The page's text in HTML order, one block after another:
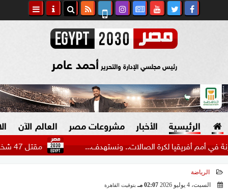
رئيس مجلسي الإدارة والتحرير أحمد عامر
الرئيسية الأخبار
السياسة
مشروعات مصر العالم الآن
مقتل 47 شخصا وانهيار عشرات المباني في زلزل كولومبيا لكرة الصالات.. ونستهدف...
الرياضة
السبت، 4 يوليو 2026
02:07 مـ بتوقيت القاهرة